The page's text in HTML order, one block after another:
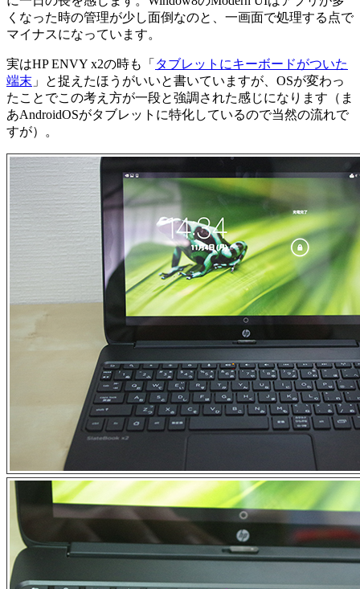
くなった時の管理が少し面倒なのと、一画面で処理する点で
マイナスになっています。
実はHP ENVY x2の時も「 タブレットにキーボードがついた
端末 」と捉えたほうがいいと書いていますが、OSが変わっ
たことでこの考え方が一段と強調された感じになります（ま
あAndroidOSがタブレットに特化しているので当然の流れで
すが）。